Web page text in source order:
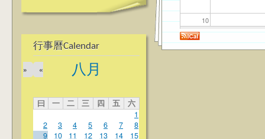
行事曆Calendar
八月
«
»
曰 一 二 三 四 五
六
1
2
3 4 5 6 7
8
9
10 11 12 13 14
15
10
11